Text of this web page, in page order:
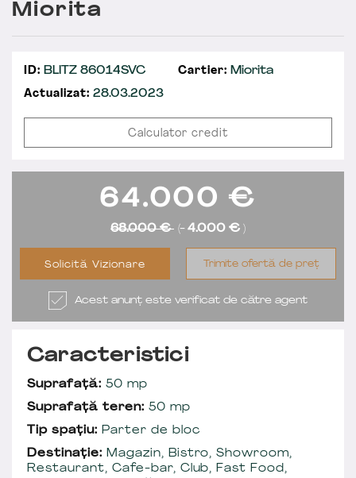
Miorita
ID: BLITZ 86014SVC Cartier: Miorita
Actualizat: 28.03.2023
Calculator credit
64.000 €
68.000 € (- 4.000 € )
Solicită Vizionare Trimite ofertă de preț
Acest anunț este verificat de către agent
Caracteristici
Suprafață: 50 mp
Suprafață teren: 50 mp
Tip spațiu: Parter de bloc
Destinație: Magazin, Bistro, Showroom,
Restaurant, Cafe-bar, Club, Fast Food,